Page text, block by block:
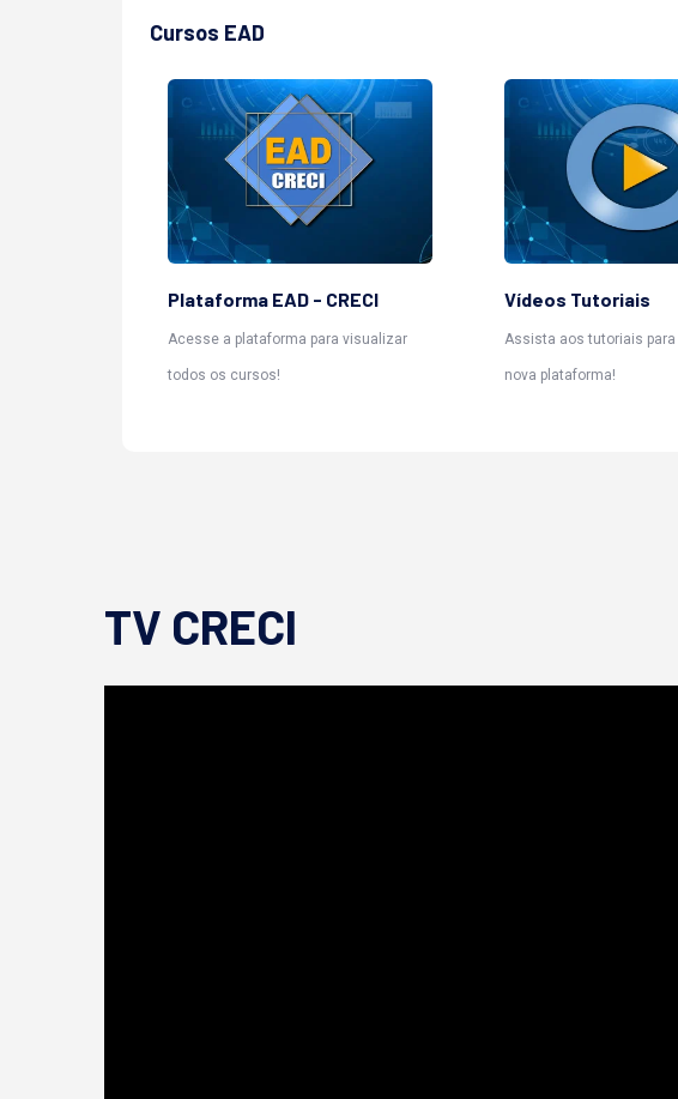
Cursos EAD
Plataforma EAD - CRECI
Acesse a plataforma para visualizar
todos os cursos!
Vídeos Tutoriais
Assista aos tutoriais para
nova plataforma!
TV CRECI